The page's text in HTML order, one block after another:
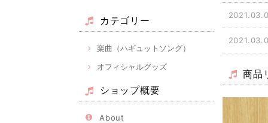
カテゴリー
楽曲（ハギュットソング）
オフィシャルグッズ
ショップ概要
About
商品